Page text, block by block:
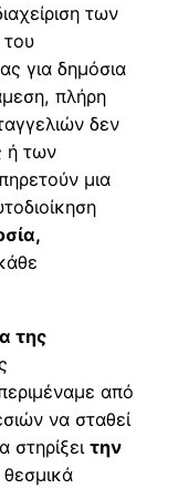
των
για δημόσια
πλήρη
δεν
ή των
μια
της
από
να σταθεί
στηρίξει την